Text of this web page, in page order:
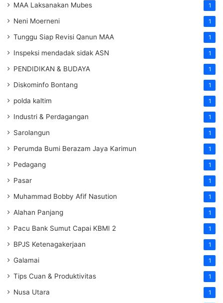
MAA Laksanakan Mubes 1
Neni Moerneni 1
Tunggu Siap Revisi Qanun MAA 1
Inspeksi mendadak sidak ASN 1
PENDIDIKAN & BUDAYA 1
Diskominfo Bontang 1
polda kaltim 1
Industri & Perdagangan 1
Sarolangun 1
Perumda Bumi Berazam Jaya Karimun 1
Pedagang 1
Pasar 1
Muhammad Bobby Afif Nasution 1
Alahan Panjang 1
Pacu Bank Sumut Capai KBMI 2 1
BPJS Ketenagakerjaan 1
Galamai 1
Tips Cuan & Produktivitas 1
Nusa Utara 1